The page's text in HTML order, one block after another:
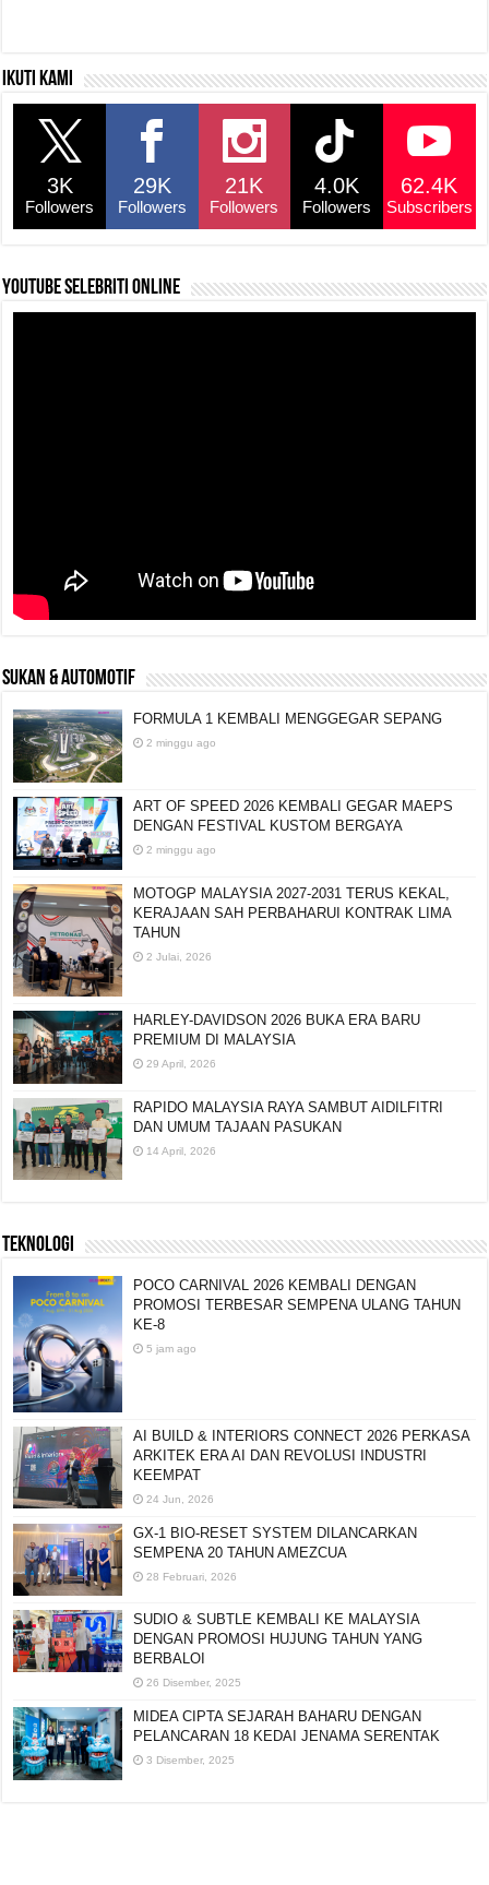
Ikuti kami
3K
Followers
29K
Followers
21K
Followers
4.0K
Followers
62.4K
Subscribers
YouTube selebriti online
SUKAN & AUTOMOTIF
FORMULA 1 KEMBALI MENGGEGAR SEPANG
2 minggu ago
ART OF SPEED 2026 KEMBALI GEGAR MAEPS
DENGAN FESTIVAL KUSTOM BERGAYA
2 minggu ago
MOTOGP MALAYSIA 2027-2031 TERUS KEKAL,
KERAJAAN SAH PERBAHARUI KONTRAK LIMA
TAHUN
2 Julai, 2026
HARLEY-DAVIDSON 2026 BUKA ERA BARU
PREMIUM DI MALAYSIA
29 April, 2026
RAPIDO MALAYSIA RAYA SAMBUT AIDILFITRI
DAN UMUM TAJAAN PASUKAN
14 April, 2026
TEKNOLOGI
POCO CARNIVAL 2026 KEMBALI DENGAN
PROMOSI TERBESAR SEMPENA ULANG TAHUN
KE-8
5 jam ago
AI BUILD & INTERIORS CONNECT 2026 PERKASA
ARKITEK ERA AI DAN REVOLUSI INDUSTRI
KEEMPAT
24 Jun, 2026
GX-1 BIO-RESET SYSTEM DILANCARKAN
SEMPENA 20 TAHUN AMEZCUA
28 Februari, 2026
SUDIO & SUBTLE KEMBALI KE MALAYSIA
DENGAN PROMOSI HUJUNG TAHUN YANG
BERBALOI
26 Disember, 2025
MIDEA CIPTA SEJARAH BAHARU DENGAN
PELANCARAN 18 KEDAI JENAMA SERENTAK
3 Disember, 2025